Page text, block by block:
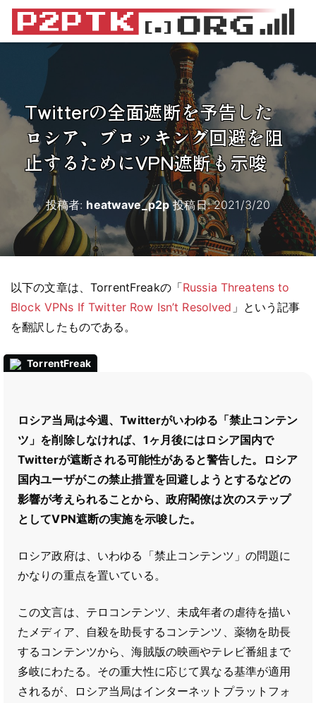
Twitterの全面遮断を予告した
ロシア、ブロッキング回避を阻
止するためにVPN遮断も示唆
投稿者: heatwave_p2p投稿日:2021/3/20
以下の文章は、TorrentFreakの「Russia Threatens to
Block VPNs If Twitter Row Isn’t Resolved 」という記事
を翻訳したものである。
TorrentFreak
ロシア当局は今週、Twitterがいわゆる「禁止コンテン
ツ」を削除しなければ、1ヶ月後にはロシア国内で
Twitterが遮断される可能性があると警告した。ロシア
国内ユーザがこの禁止措置を回避しようとするなどの
影響が考えられることから、政府閣僚は次のステップ
としてVPN遮断の実施を示唆した。
ロシア政府は、いわゆる「禁止コンテンツ」の問題に
かなりの重点を置いている。
この文言は、テロコンテンツ、未成年者の虐待を描い
たメディア、自殺を助長するコンテンツ、薬物を助長
するコンテンツから、海賊版の映画やテレビ番組まで
多岐にわたる。その重大性に応じて異なる基準が適用
されるが、ロシア当局はインターネットプラットフォ